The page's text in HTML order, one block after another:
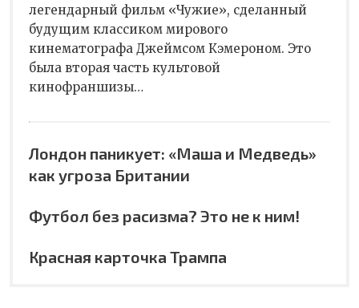
легендарный фильм «Чужие», сделанный
будущим классиком мирового
кинематографа Джеймсом Кэмероном. Это
была вторая часть культовой
кинофраншизы…
Лондон паникует: «Маша и Медведь»
как угроза Британии
Футбол без расизма? Это не к ним!
Красная карточка Трампа